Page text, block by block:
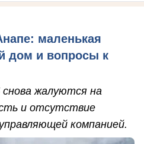
маленькая
дом и вопросы к
жалуются на
и отсутствие
компанией.